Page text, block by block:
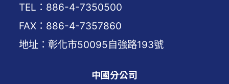
TEL：886-4-7350500
FAX：886-4-7357860
地址：彰化市50095自強路193號
中國分公司